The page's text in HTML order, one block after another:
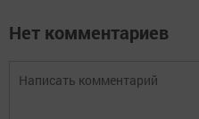
Нет комментариев